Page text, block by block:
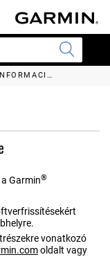
TOVÁBBI INFORMÁCIÓK BESZERZÉSE
Garmin®
vonatkozó
oldalt vagy